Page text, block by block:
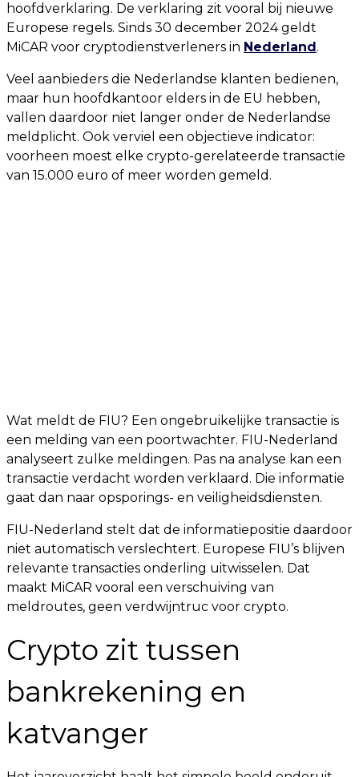
hoofdverklaring. De verklaring zit vooral bij nieuwe
Europese regels. Sinds 30 december 2024 geldt
MiCAR voor cryptodienstverleners in Nederland.
Veel aanbieders die Nederlandse klanten bedienen,
maar hun hoofdkantoor elders in de EU hebben,
vallen daardoor niet langer onder de Nederlandse
meldplicht. Ook verviel een objectieve indicator:
voorheen moest elke crypto-gerelateerde transactie
van 15.000 euro of meer worden gemeld.
Wat meldt de FIU? Een ongebruikelijke transactie is
een melding van een poortwachter. FIU-Nederland
analyseert zulke meldingen. Pas na analyse kan een
transactie verdacht worden verklaard. Die informatie
gaat dan naar opsporings- en veiligheidsdiensten.
FIU-Nederland stelt dat de informatiepositie daardoor
niet automatisch verslechtert. Europese FIU’s blijven
relevante transacties onderling uitwisselen. Dat
maakt MiCAR vooral een verschuiving van
meldroutes, geen verdwijntruc voor crypto.
Crypto zit tussen
bankrekening en
katvanger